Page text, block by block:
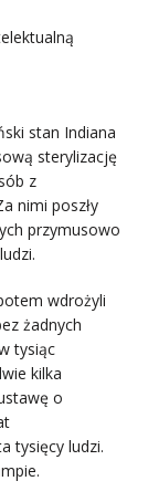
stan Indiana
sterylizację
z
nimi poszły
przymusowo
wdrożyli
żadnych
tysiąc
kilka
o
tysięcy ludzi.